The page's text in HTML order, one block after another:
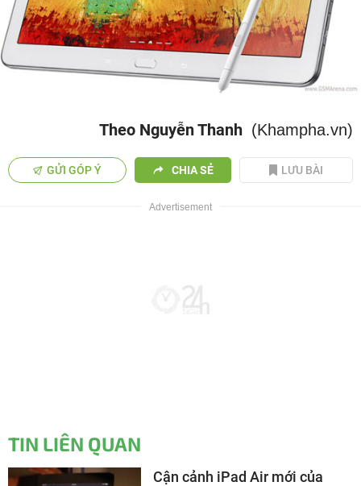
Theo Nguyễn Thanh (Khampha.vn)
GỬI GÓP Ý CHIA SẺ LƯU BÀI
TIN LIÊN QUAN
Cận cảnh iPad Air mới của